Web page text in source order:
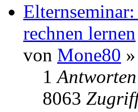
rechnen lernen
von Mone80
1Antworten
8063